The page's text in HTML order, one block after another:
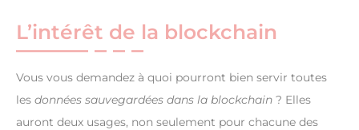
L’intérêt de la blockchain
Vous vous demandez à quoi pourront bien servir toutes
les données sauvegardées dans la blockchain ? Elles
auront deux usages, non seulement pour chacune des